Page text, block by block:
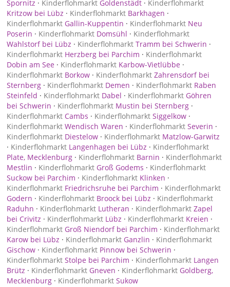
Spornitz · Kinderflohmarkt Goldenstädt · Kinderflohmarkt
Kritzow bei Lübz · Kinderflohmarkt Barkhagen ·
Kinderflohmarkt Gallin-Kuppentin · Kinderflohmarkt Neu
Poserin · Kinderflohmarkt Domsühl · Kinderflohmarkt
Wahlstorf bei Lübz · Kinderflohmarkt Tramm bei Schwerin ·
Kinderflohmarkt Herzberg bei Parchim · Kinderflohmarkt
Dobin am See · Kinderflohmarkt Karbow-Vietlübbe ·
Kinderflohmarkt Borkow · Kinderflohmarkt Zahrensdorf bei
Sternberg · Kinderflohmarkt Demen · Kinderflohmarkt Raben
Steinfeld · Kinderflohmarkt Dabel · Kinderflohmarkt Göhren
bei Schwerin · Kinderflohmarkt Mustin bei Sternberg ·
Kinderflohmarkt Cambs · Kinderflohmarkt Siggelkow ·
Kinderflohmarkt Wendisch Waren · Kinderflohmarkt Severin ·
Kinderflohmarkt Diestelow · Kinderflohmarkt Matzlow-Garwitz
· Kinderflohmarkt Langenhagen bei Lübz · Kinderflohmarkt
Plate, Mecklenburg · Kinderflohmarkt Barnin · Kinderflohmarkt
Mestlin · Kinderflohmarkt Groß Godems · Kinderflohmarkt
Suckow bei Parchim · Kinderflohmarkt Klinken ·
Kinderflohmarkt Friedrichsruhe bei Parchim · Kinderflohmarkt
Godern · Kinderflohmarkt Broock bei Lübz · Kinderflohmarkt
Raduhn · Kinderflohmarkt Lutheran · Kinderflohmarkt Zapel
bei Crivitz · Kinderflohmarkt Lübz · Kinderflohmarkt Kreien ·
Kinderflohmarkt Groß Niendorf bei Parchim · Kinderflohmarkt
Karow bei Lübz · Kinderflohmarkt Ganzlin · Kinderflohmarkt
Gischow · Kinderflohmarkt Pinnow bei Schwerin ·
Kinderflohmarkt Stolpe bei Parchim · Kinderflohmarkt Langen
Brütz · Kinderflohmarkt Gneven · Kinderflohmarkt Goldberg,
Mecklenburg · Kinderflohmarkt Sukow